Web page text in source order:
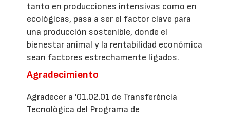
tanto en producciones intensivas como en
ecológicas, pasa a ser el factor clave para
una producción sostenible, donde el
bienestar animal y la rentabilidad económica
sean factores estrechamente ligados.
Agradecimiento
Agradecer a '01.02.01 de Transferència
Tecnològica del Programa de